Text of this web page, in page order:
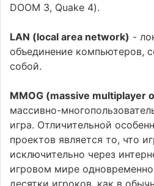
DOOM 3, Quake 4).
LAN (local area network) -
объединение компьютеров,
собой.
MMOG (massive multiplayer
массивно-
игра. Отличительной
проектов является то, что
исключительно через
игровом мире
десятки игроков, как в